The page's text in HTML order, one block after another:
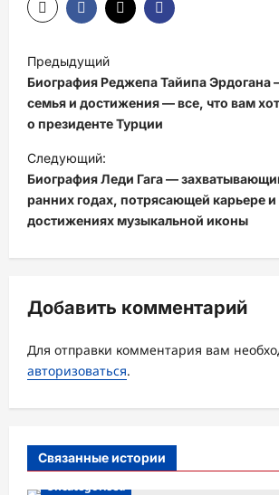
а
в
и
г
а
ц
з
п
и
с
и
Предыдущий
Биография Реджепа Тайипа Эрдогана
семья и достижения — все, что вам
о президенте Турции
Следующий:
Биография Леди Гага —
ранних годах, потрясающей карьере
достижениях музыкальной иконы
Добавить комментарий
Для отправки комментария вам
авторизоваться.
Связанные истории
Uncategorised